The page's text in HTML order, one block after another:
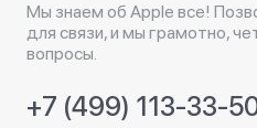
Мы знаем об Apple все!
для связи, и мы грамотно,
вопросы.
+7 (499) 113-33-